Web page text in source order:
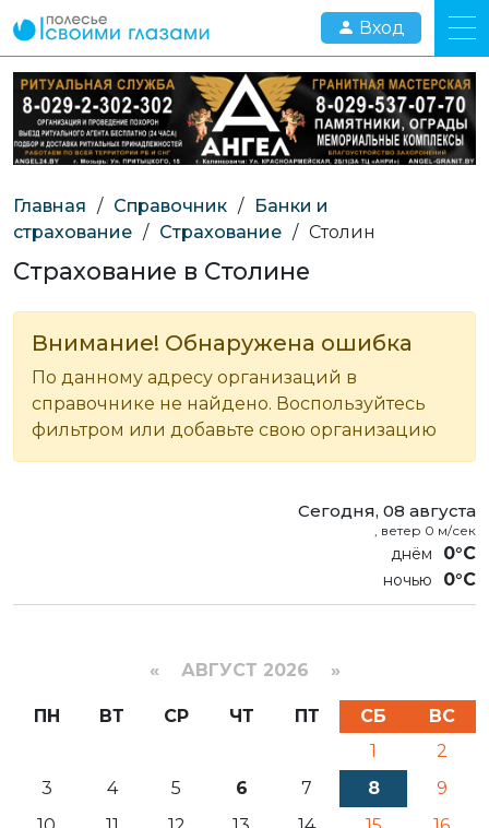
Вход
Главная / Справочник /
Банки и
страхование / Страхование / Столин
Страхование в Столине
Внимание! Обнаружена ошибка
По данному адресу организаций в
справочнике не найдено. Воспользуйтесь
фильтром или добавьте свою организацию
Сегодня, 08 августа
, ветер 0 м/сек
0°C
0°C
« АВГУСТ 2026 »
ПН ВТ СР ЧТ ПТ СБ
ВС
1
2
3
4 5 6 7 8
9